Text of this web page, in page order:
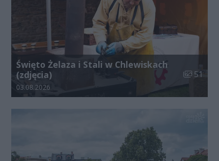
Święto Żelaza i Stali w Chlewiskach
(zdjęcia)
Liczba
51
Data dodania galerii:
03.08.2026